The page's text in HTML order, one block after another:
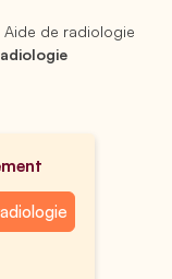
Aide de radiologie